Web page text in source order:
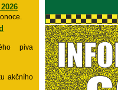
piva
akčního